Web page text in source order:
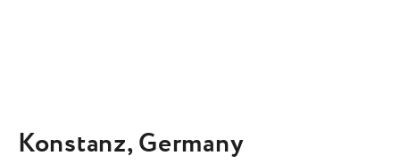
Konstanz,Germany